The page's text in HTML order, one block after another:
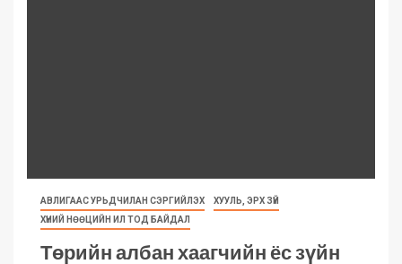
АВЛИГААС УРЬДЧИЛАН СЭРГИЙЛЭХ
ХУУЛЬ, ЭРХ ЗҮЙ
ХҮНИЙ НӨӨЦИЙН ИЛ ТОД БАЙДАЛ
Төрийн албан хаагчийн ёс зүйн